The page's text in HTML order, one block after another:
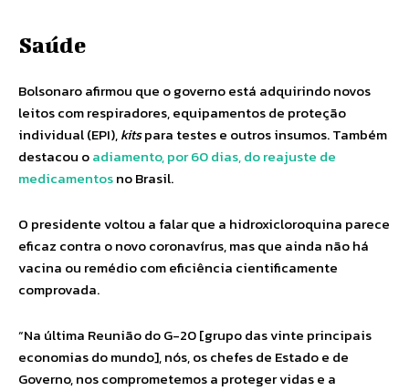
Saúde
Bolsonaro afirmou que o governo está adquirindo novos
leitos com respiradores, equipamentos de proteção
individual (EPI),kitspara testes e outros insumos. Também
destacou oadiamento, por 60 dias, do reajuste de
medicamentosno Brasil.
O presidente voltou a falar que a hidroxicloroquina parece
eficaz contra o novo coronavírus, mas que ainda não há
vacina ou remédio com eficiência cientificamente
comprovada.
“Na última Reunião do G-20 [grupo das vinte principais
economias do mundo], nós, os chefes de Estado e de
Governo, nos comprometemos a proteger vidas e a